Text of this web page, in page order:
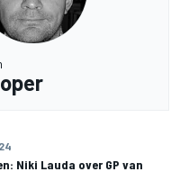
Niki Lauda over GP van